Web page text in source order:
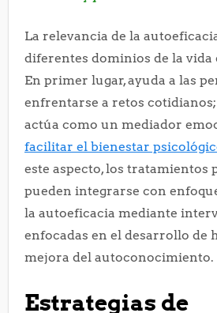
La relevancia de la
diferentes dominios de la vida
En primer lugar, ayuda a las
enfrentarse a retos
actúa como un mediador
facilitar el bienestar
este aspecto, los tratamientos
pueden integrarse con
la autoeficacia mediante
enfocadas en el desarrollo de
mejora del autoconocimiento.
Estrategias de